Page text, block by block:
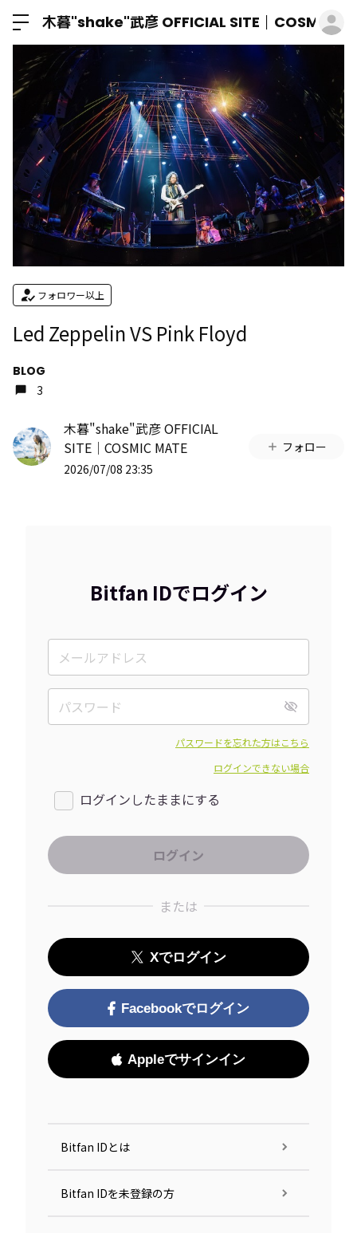
木暮"shake"武彦 OFFICIAL SITE│COSMIC
フォロワー以上
Led Zeppelin VS Pink Floyd
BLOG
3
木暮"shake"武彦 OFFICIAL
SITE│COSMIC MATE
2026/07/08 23:35
フォロー
Bitfan IDでログイン
パスワードを忘れた方はこちら
ログインできない場合
ログインしたままにする
または
Xでログイン
Facebookでログイン
Appleでサインイン
Bitfan IDとは
Bitfan IDを未登録の方